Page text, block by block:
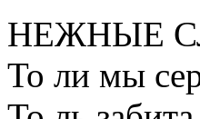
НЕЖНЫЕ
То ли мы